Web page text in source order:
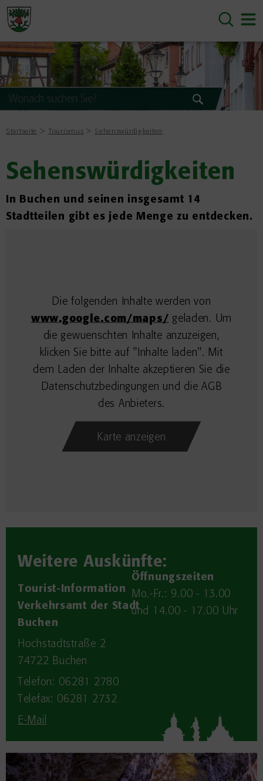
Startseite Tourismus Sehenswürdigkeiten
Sehenswürdigkeiten
In Buchen und seinen insgesamt 14
Stadtteilen gibt es jede Menge zu entdecken.
Die folgenden Inhalte werden von
www.google.com/maps/ geladen. Um
die gewuenschten Inhalte anzuzeigen,
klicken Sie bitte auf "Inhalte laden". Mit
dem Laden der Inhalte akzeptieren Sie die
Datenschutzbedingungen und die AGB
des Anbieters.
Karte anzeigen
Weitere Auskünfte:
Tourist-Information
Verkehrsamt der Stadt
Buchen
Hochstadtstraße 2
74722 Buchen
Telefon: 06281 2780
Telefax: 06281 2732
E-Mail
Öffnungszeiten
Mo.-Fr.: 9.00 - 13.00
und 14.00 - 17.00 Uhr